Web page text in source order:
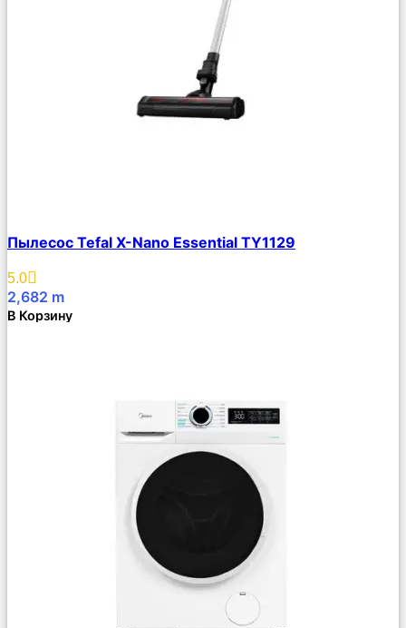
Описание
Избранное
Пылесос Tefal X-Nano Essential TY1129
5.0
2,682 m
В Корзину